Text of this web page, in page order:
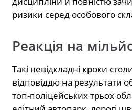
ризики серед особового
Реакція на
Такі невідкладні кроки
відповіддю на результати
топ-поліцейських трьох